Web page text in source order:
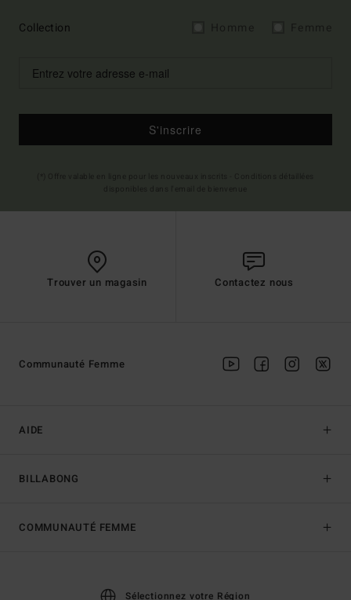
Collection
S'inscrire
Trouver un magasin Contactez nous
AIDE
BILLABONG
Communauté Femme
COMMUNAUTÉ FEMME
Sélectionnez votre Région